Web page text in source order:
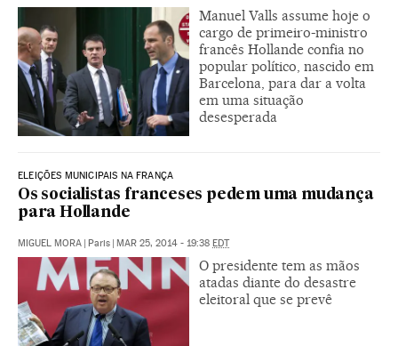
Manuel Valls assume hoje o
cargo de primeiro-ministro
francês Hollande confia no
popular político, nascido em
Barcelona, para dar a volta
em uma situação
desesperada
ELEIÇÕES MUNICIPAIS NA FRANÇA
Os socialistas franceses pedem uma mudança
para Hollande
MIGUEL MORA | Paris | MAR 25, 2014 - 19:38 EDT
O presidente tem as mãos
atadas diante do desastre
eleitoral que se prevê